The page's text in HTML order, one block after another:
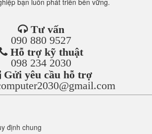
bạn luôn phát triển bền vững.
Tư vấn
090 880 9527
Hỗ trợ kỹ thuật
098 234 2030
Gửi yêu cầu hỗ trợ
định chung